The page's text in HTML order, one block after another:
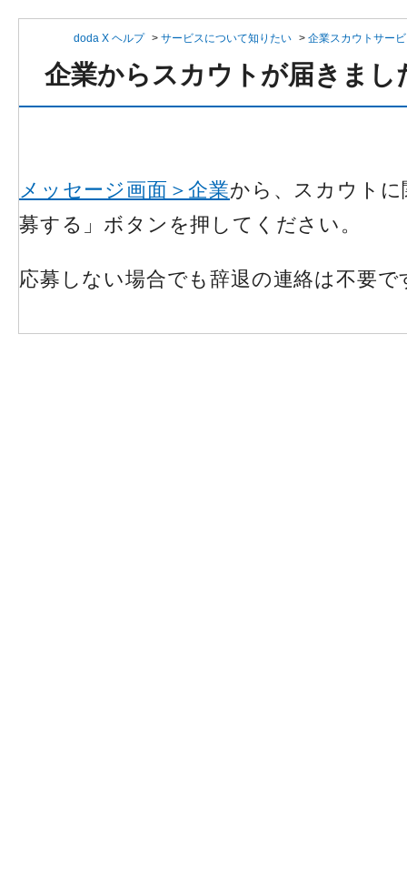
doda X ヘルプ > サービスについて知りたい > 企業スカウトサー
企業からスカウトが届きま
メッセージ画面＞企業から、スカウト
募する」ボタンを押してください。
応募しない場合でも辞退の連絡は不要で